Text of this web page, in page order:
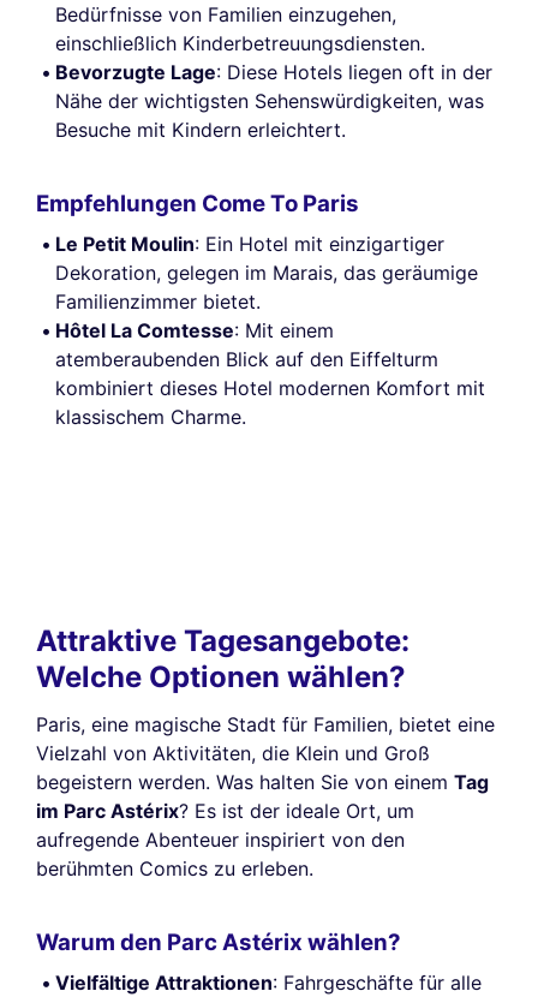
Bedürfnisse von Familien einzugehen,
einschließlich Kinderbetreuungsdiensten.
Bevorzugte Lage: Diese Hotels liegen oft in der
Nähe der wichtigsten Sehenswürdigkeiten, was
Besuche mit Kindern erleichtert.
Empfehlungen Come To Paris
Le Petit Moulin: Ein Hotel mit einzigartiger
Dekoration, gelegen im Marais, das geräumige
Familienzimmer bietet.
Hôtel La Comtesse: Mit einem
atemberaubenden Blick auf den Eiffelturm
kombiniert dieses Hotel modernen Komfort mit
klassischem Charme.
Attraktive Tagesangebote:
Welche Optionen wählen?
Paris, eine magische Stadt für Familien, bietet eine
Vielzahl von Aktivitäten, die Klein und Groß
begeistern werden. Was halten Sie von einem Tag
im Parc Astérix? Es ist der ideale Ort, um
aufregende Abenteuer inspiriert von den
berühmten Comics zu erleben.
Warum den Parc Astérix wählen?
Vielfältige Attraktionen: Fahrgeschäfte für alle